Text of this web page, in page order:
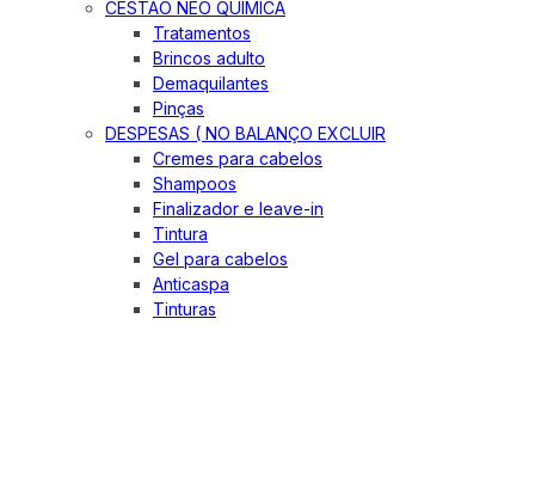
CESTÃO NEO QUIMICA
Tratamentos
Brincos adulto
Demaquilantes
Pinças
DESPESAS ( NO BALANÇO EXCLUIR
Cremes para cabelos
Shampoos
Finalizador e leave-in
Tintura
Gel para cabelos
Anticaspa
Tinturas